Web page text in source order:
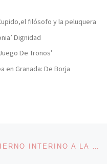
filósofo y la peluquera
Dignidad
De Tronos’
en Granada: De Borja
EGIPTO NOMBRA UN GOBIERNO INTERINO A LA ESPERA DE NUEVAS ELECCIONES